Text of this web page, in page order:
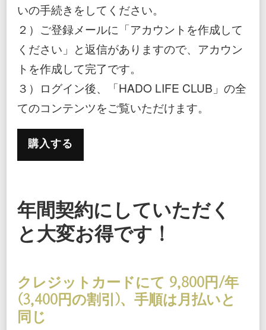
いの手続きをしてください。
２）ご登録メールに「アカウントを作成して
ください」と返信がありますので、アカウン
トを作成して完了です。
３）ログイン後、「HADO LIFE CLUB」の全
てのコンテンツをご覧いただけます。
購入する
年間契約にしていただく
と大変お得です！
クレジットカードにて 9,800円/年
(3,400円の割引)、手順は月払いと
同じ